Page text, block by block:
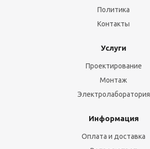
Политика
Контакты
Услуги
Проектирование
Монтаж
Электролаборатория
Информация
Оплата и доставка